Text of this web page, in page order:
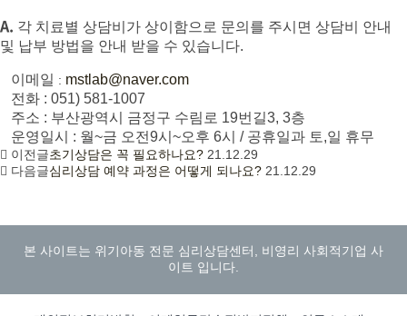
A. 각 치료별 상담비가 상이함으로 문의를 주시면 상담비 안내
및 납부 방법을 안내 받을 수 있습니다.
이메일 : mstlab@naver.com
전화 : 051) 581-1007
주소 : 부산광역시 금정구 수림로 19번길3, 3층
운영일시 : 월~금 오전9시~오후 6시 / 공휴일과 토,일 휴무
이전글초기상담은 꼭 필요하나요? 21.12.29
다음글심리상담 예약 과정은 어떻게 되나요? 21.12.29
본 사이트는 위기아동 전문 심리상담센터, 비영리 사회적기업 사
이트 입니다.